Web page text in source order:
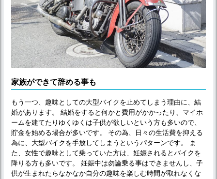
家族ができて辞める事も
もう一つ、趣味としての大型バイクを止めてしまう理由に、結
婚があります。 結婚をすると何かと費用がかかったり、マイホ
ームを建てたりゆくゆくは子供が欲しいという方も多いので、
貯金を始める場合が多いです。 その為、日々の生活費を抑える
為に、大型バイクを手放してしまうというパターンです。 ま
た、女性で趣味として乗っていた方は、妊娠されるとバイクを
降りる方も多いです。 妊娠中は勿論乗る事はできませんし、子
供が生まれたらなかなか自分の趣味を楽しむ時間が取れなくな